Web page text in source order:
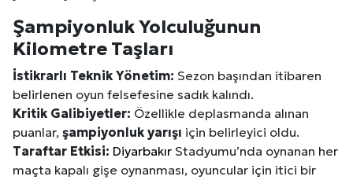
Şampiyonluk Yolculuğunun
Kilometre Taşları
İstikrarlı Teknik Yönetim: Sezon başından itibaren
belirlenen oyun felsefesine sadık kalındı.
Kritik Galibiyetler: Özellikle deplasmanda alınan
puanlar, şampiyonluk yarışı için belirleyici oldu.
Taraftar Etkisi: Diyarbakır Stadyumu’nda oynanan her
maçta kapalı gişe oynanması, oyuncular için itici bir